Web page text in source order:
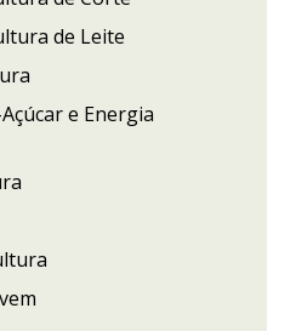
de Leite
e Energia